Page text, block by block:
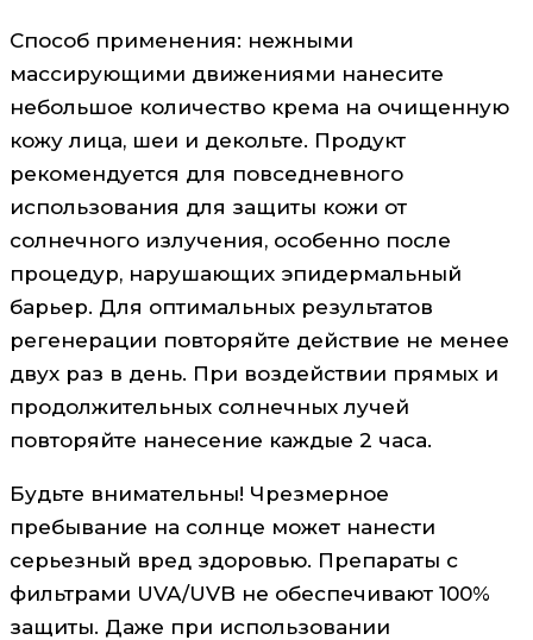
Способ применения: нежными
массирующими движениями нанесите
небольшое количество крема на очищенную
кожу лица, шеи и декольте. Продукт
рекомендуется для повседневного
использования для защиты кожи от
солнечного излучения, особенно после
процедур, нарушающих эпидермальный
барьер. Для оптимальных результатов
регенерации повторяйте действие не менее
двух раз в день. При воздействии прямых и
продолжительных солнечных лучей
повторяйте нанесение каждые 2 часа.
Будьте внимательны! Чрезмерное
пребывание на солнце может нанести
серьезный вред здоровью. Препараты с
фильтрами UVA/UVB не обеспечивают 100%
защиты. Даже при использовании